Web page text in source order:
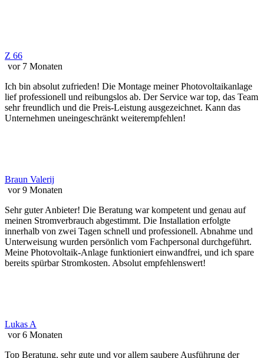
Z 66
vor 7 Monaten
Ich bin absolut zufrieden! Die Montage meiner Photovoltaikanlage
lief professionell und reibungslos ab. Der Service war top, das Team
sehr freundlich und die Preis-Leistung ausgezeichnet. Kann das
Unternehmen uneingeschränkt weiterempfehlen!
Braun Valerij
vor 9 Monaten
Sehr guter Anbieter! Die Beratung war kompetent und genau auf
meinen Stromverbrauch abgestimmt. Die Installation erfolgte
innerhalb von zwei Tagen schnell und professionell. Abnahme und
Unterweisung wurden persönlich vom Fachpersonal durchgeführt.
Meine Photovoltaik-Anlage funktioniert einwandfrei, und ich spare
bereits spürbar Stromkosten. Absolut empfehlenswert!
Lukas A
vor 6 Monaten
Top Beratung, sehr gute und vor allem saubere Ausführung der